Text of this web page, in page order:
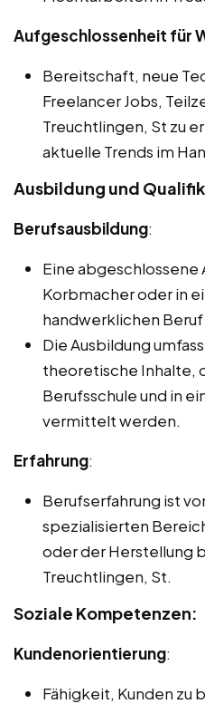
Aufgeschlossenheit für
Bereitschaft, neue
Freelancer Jobs,
Treuchtlingen, St zu
aktuelle Trends im
Ausbildung und
Berufsausbildung:
Eine abgeschlossene
Korbmacher oder in
handwerklichen
Die Ausbildung
theoretische Inhalte,
Berufsschule und in
vermittelt werden.
Erfahrung:
Berufserfahrung ist
spezialisierten
oder der Herstellung
Treuchtlingen, St.
Soziale Kompetenzen:
Kundenorientierung:
Fähigkeit, Kunden zu